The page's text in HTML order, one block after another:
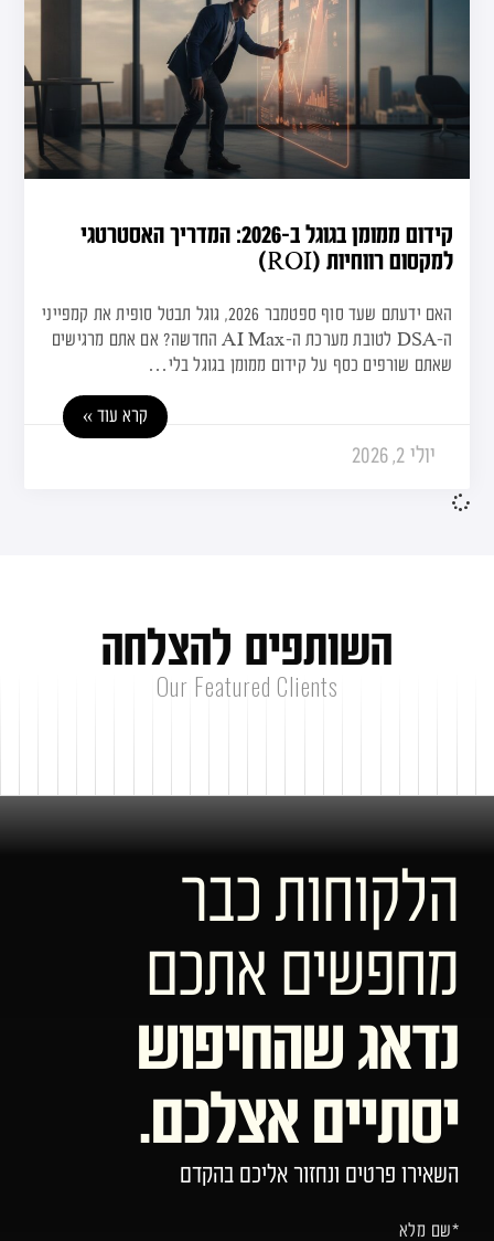
קידום ממומן בגוגל ב-2026: המדריך האסטרטגי
למקסום רווחיות (ROI)
האם ידעתם שעד סוף ספטמבר 2026, גוגל תבטל סופית את קמפייני
ה-DSA לטובת מערכת ה-AI Max החדשה? אם אתם מרגישים
שאתם שורפים כסף על קידום ממומן בגוגל בלי…
קרא עוד »
יולי 2, 2026
השותפים להצלחה
Our Featured Clients
הלקוחות כבר
מחפשים אתכם
נדאג שהחיפוש
יסתיים אצלכם.
השאירו פרטים ונחזור אליכם בהקדם
*שם מלא